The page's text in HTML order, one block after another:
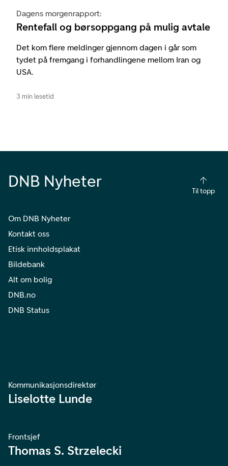
Dagens morgenrapport:
Rentefall og børsoppgang på mulig avtale
Det kom flere meldinger gjennom dagen i går som
tydet på fremgang i forhandlingene mellom Iran og
USA.
3 min lesetid
DNB Nyheter
Til topp
Om DNB Nyheter
Kontakt oss
Etisk innholdsplakat
Bildebank
Alt om bolig
DNB.no
DNB Status
Kommunikasjonsdirektør
Liselotte Lunde
Frontsjef
Thomas S. Strzelecki